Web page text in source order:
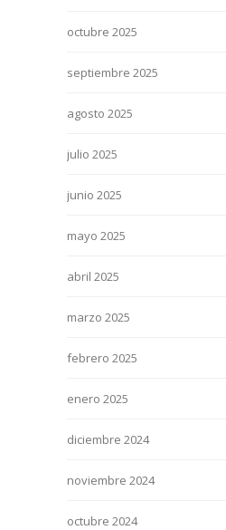
octubre 2025
septiembre 2025
agosto 2025
julio 2025
junio 2025
mayo 2025
abril 2025
marzo 2025
febrero 2025
enero 2025
diciembre 2024
noviembre 2024
octubre 2024